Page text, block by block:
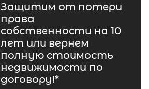
Защитим от потери
права
собственности на 10
лет или вернем
полную стоимость
недвижимости по
договору!*